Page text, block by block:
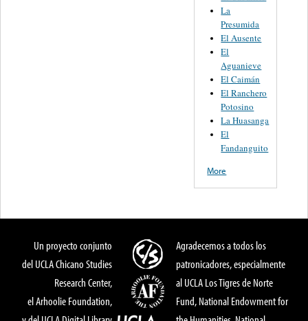
La
Presumida
El Ausente
El
Aguanieve
El Caimán
El Ranchero
Potosino
La Huasanga
El
Fandanguito
More
Un proyecto conjunto
del UCLA Chicano Studies
Research Center,
el Arhoolie Foundation,
Agradecemos a todos los
patronicadores, especialmente
al UCLA Los Tigres de Norte
Fund, National Endowment for